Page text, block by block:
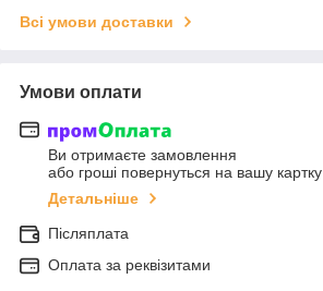
Всі умови доставки
Умови оплати
Ви отримаєте замовлення
або гроші повернуться на вашу картку
Детальніше
Післяплата
Оплата за реквізитами